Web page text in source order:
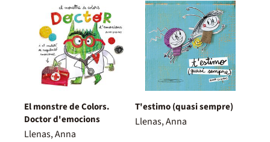
El monstre de Colors.
Doctor d'emocions
Llenas, Anna
T'estimo (quasi sempre)
Llenas, Anna